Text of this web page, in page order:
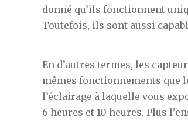
donné qu’ils fonctionnent
Toutefois, ils sont aussi
En d’autres termes, les
mêmes fonctionnements que
l’éclairage à laquelle vous
6 heures et 10 heures. Plus